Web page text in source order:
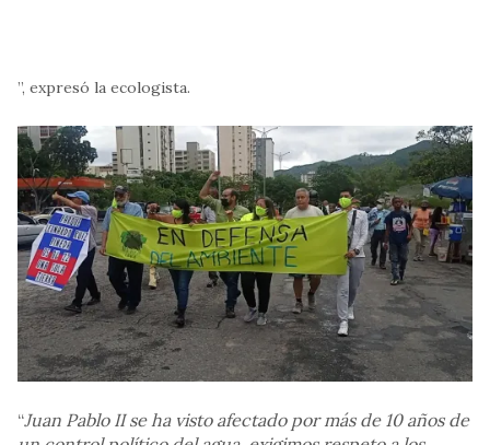
”, expresó la ecologista.
“Juan Pablo II se ha visto afectado por más de 10 años de